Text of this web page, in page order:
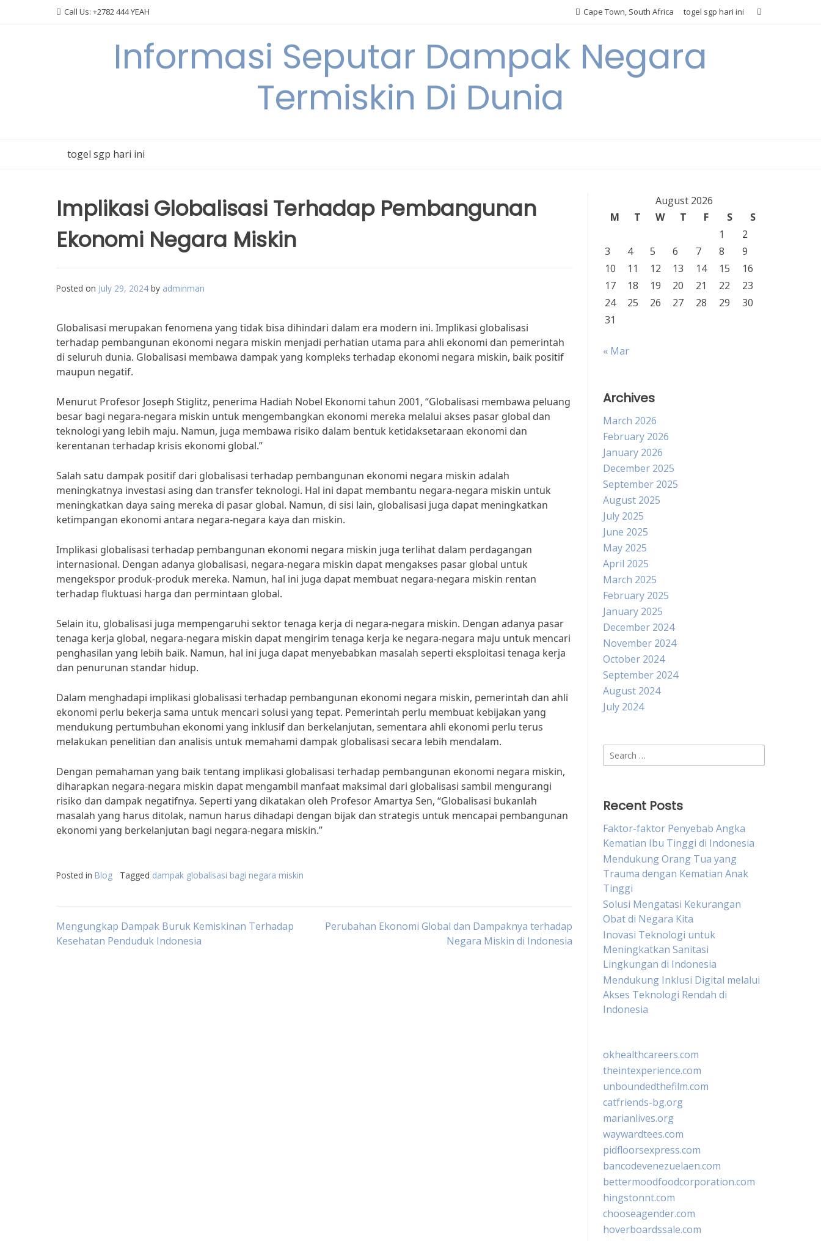
Call Us: +2782 444 YEAH Cape Town, South Africa togel sgp hari ini
Informasi Seputar Dampak Negara
Termiskin Di Dunia
togel sgp hari ini
Implikasi Globalisasi Terhadap Pembangunan
Ekonomi Negara Miskin
Posted on July 29, 2024 by adminman
Globalisasi merupakan fenomena yang tidak bisa dihindari dalam era modern ini. Implikasi globalisasi
terhadap pembangunan ekonomi negara miskin menjadi perhatian utama para ahli ekonomi dan pemerintah
di seluruh dunia. Globalisasi membawa dampak yang kompleks terhadap ekonomi negara miskin, baik positif
maupun negatif.
Menurut Profesor Joseph Stiglitz, penerima Hadiah Nobel Ekonomi tahun 2001, “Globalisasi membawa peluang
besar bagi negara-negara miskin untuk mengembangkan ekonomi mereka melalui akses pasar global dan
teknologi yang lebih maju. Namun, juga membawa risiko dalam bentuk ketidaksetaraan ekonomi dan
kerentanan terhadap krisis ekonomi global.”
Salah satu dampak positif dari globalisasi terhadap pembangunan ekonomi negara miskin adalah
meningkatnya investasi asing dan transfer teknologi. Hal ini dapat membantu negara-negara miskin untuk
meningkatkan daya saing mereka di pasar global. Namun, di sisi lain, globalisasi juga dapat meningkatkan
ketimpangan ekonomi antara negara-negara kaya dan miskin.
Implikasi globalisasi terhadap pembangunan ekonomi negara miskin juga terlihat dalam perdagangan
internasional. Dengan adanya globalisasi, negara-negara miskin dapat mengakses pasar global untuk
mengekspor produk-produk mereka. Namun, hal ini juga dapat membuat negara-negara miskin rentan
terhadap fluktuasi harga dan permintaan global.
Selain itu, globalisasi juga mempengaruhi sektor tenaga kerja di negara-negara miskin. Dengan adanya pasar
tenaga kerja global, negara-negara miskin dapat mengirim tenaga kerja ke negara-negara maju untuk mencari
penghasilan yang lebih baik. Namun, hal ini juga dapat menyebabkan masalah seperti eksploitasi tenaga kerja
dan penurunan standar hidup.
Dalam menghadapi implikasi globalisasi terhadap pembangunan ekonomi negara miskin, pemerintah dan ahli
ekonomi perlu bekerja sama untuk mencari solusi yang tepat. Pemerintah perlu membuat kebijakan yang
mendukung pertumbuhan ekonomi yang inklusif dan berkelanjutan, sementara ahli ekonomi perlu terus
melakukan penelitian dan analisis untuk memahami dampak globalisasi secara lebih mendalam.
Dengan pemahaman yang baik tentang implikasi globalisasi terhadap pembangunan ekonomi negara miskin,
diharapkan negara-negara miskin dapat mengambil manfaat maksimal dari globalisasi sambil mengurangi
risiko dan dampak negatifnya. Seperti yang dikatakan oleh Profesor Amartya Sen, “Globalisasi bukanlah
masalah yang harus ditolak, namun harus dihadapi dengan bijak dan strategis untuk mencapai pembangunan
ekonomi yang berkelanjutan bagi negara-negara miskin.”
Posted in Blog Tagged dampak globalisasi bagi negara miskin
Post
Mengungkap Dampak Buruk Kemiskinan Terhadap
Kesehatan Penduduk Indonesia
Perubahan Ekonomi Global dan Dampaknya terhadap
Negara Miskin di Indonesia
August 2026
M
T W T F S
S
1
2
3
4 5 6 7 8
9
10
11 12 13 14 15
16
17
18 19 20 21 22
23
24
25 26 27 28 29
30
31
« Mar
Archives
March 2026
February 2026
January 2026
December 2025
September 2025
August 2025
July 2025
June 2025
May 2025
April 2025
March 2025
February 2025
January 2025
December 2024
November 2024
October 2024
September 2024
August 2024
July 2024
Search
for:
Recent Posts
Faktor-faktor Penyebab Angka
Kematian Ibu Tinggi di Indonesia
Mendukung Orang Tua yang
Trauma dengan Kematian Anak
Tinggi
Solusi Mengatasi Kekurangan
Obat di Negara Kita
Inovasi Teknologi untuk
Meningkatkan Sanitasi
Lingkungan di Indonesia
Mendukung Inklusi Digital melalui
Akses Teknologi Rendah di
Indonesia
okhealthcareers.com
theintexperience.com
unboundedthefilm.com
catfriends-bg.org
marianlives.org
waywardtees.com
pidfloorsexpress.com
bancodevenezuelaen.com
bettermoodfoodcorporation.com
hingstonnt.com
chooseagender.com
hoverboardssale.com